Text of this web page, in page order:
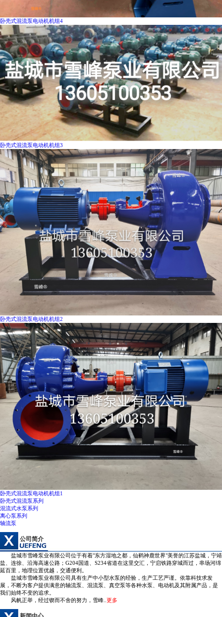
卧壳式混流泵电动机机组4
卧壳式混流泵电动机机组3
卧壳式混流泵电动机机组2
卧壳式混流泵电动机机组1
卧壳式混流泵系列
混流式水泵系列
离心泵系列
轴流泵
公司简介
盐城市雪峰泵业有限公司位于有着"东方湿地之都，仙鹤神鹿世界"美誉的江苏盐城，宁靖
盐、连徐、沿海高速公路；G204国道、S234省道在这里交汇，宁启铁路穿城而过，串场河绵
延百里，地理位置优越，交通便利。
盐城市雪峰泵业有限公司具有生产中小型水泵的经验，生产工艺严谨。依靠科技求发
展，不断为客户提供满意的轴流泵、混流泵、真空泵等各种水泵、电动机及其附属产品，是
我们始终不变的追求。
风帆正举，经过锲而不舍的努力，雪峰.. 更多